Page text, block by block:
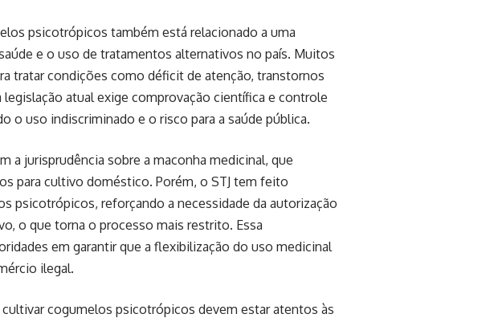
psicotrópicos também está relacionado a uma
e o uso de tratamentos alternativos no país. Muitos
tratar condições como déficit de atenção, transtornos
atual exige comprovação científica e controle
o uso indiscriminado e o risco para a saúde pública.
a jurisprudência sobre a maconha medicinal, que
para cultivo doméstico. Porém, o STJ tem feito
psicotrópicos, reforçando a necessidade da autorização
o que torna o processo mais restrito. Essa
em garantir que a flexibilização do uso medicinal
ilegal.
cogumelos psicotrópicos devem estar atentos às